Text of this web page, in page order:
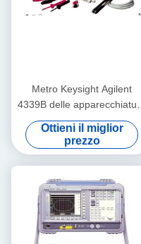
Metro Keysight Agilent
4339B delle apparecchiature
di misurazione di CC 10MS
Electronic Test And
Ottieni il miglior
prezzo